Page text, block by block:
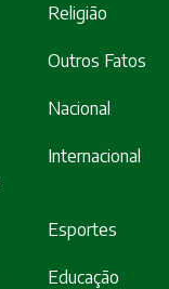
Religião
Outros Fatos
Nacional
Internacional
Esportes
Educação